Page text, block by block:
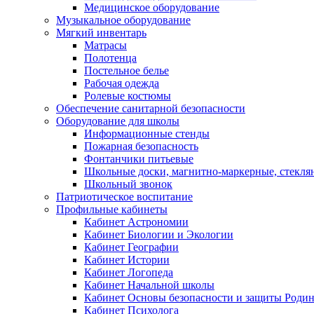
Медицинское оборудование
Музыкальное оборудование
Мягкий инвентарь
Матрасы
Полотенца
Постельное белье
Рабочая одежда
Ролевые костюмы
Обеспечение санитарной безопасности
Оборудование для школы
Информационные стенды
Пожарная безопасность
Фонтанчики питьевые
Школьные доски, магнитно-маркерные,
Школьный звонок
Патриотическое воспитание
Профильные кабинеты
Кабинет Астрономии
Кабинет Биологии и Экологии
Кабинет Географии
Кабинет Истории
Кабинет Логопеда
Кабинет Начальной школы
Кабинет Основы безопасности и защиты
Кабинет Психолога